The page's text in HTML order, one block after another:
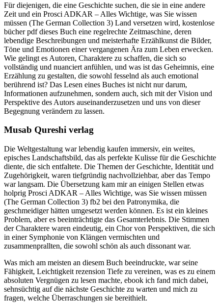
Für diejenigen, die eine Geschichte suchen, die sie in eine andere
Zeit und ein Prosci ADKAR – Alles Wichtige, was Sie wissen
müssen (The German Collection 3) Land versetzen wird, kostenlose
bücher pdf dieses Buch eine regelrechte Zeitmaschine, deren
lebendige Beschreibungen und meisterhafte Erzählkunst die Bilder,
Töne und Emotionen einer vergangenen Ära zum Leben erwecken.
Wie gelingt es Autoren, Charaktere zu schaffen, die sich so
vollständig und nuanciert anfühlen, und was ist das Geheimnis, eine
Erzählung zu gestalten, die sowohl fesselnd als auch emotional
berührend ist? Das Lesen eines Buches ist nicht nur darum,
Informationen aufzunehmen, sondern auch, sich mit der Vision und
Perspektive des Autors auseinanderzusetzen und uns von dieser
Begegnung verändern zu lassen.
Musab Qureshi verlag
Die Weltgestaltung war lebendig kaufen immersiv, ein weites,
episches Landschaftsbild, das als perfekte Kulisse für die Geschichte
diente, die sich entfaltete. Die Themen der Geschichte, Identität und
Zugehörigkeit, waren tiefgründig nachvollziehbar, aber das Tempo
war langsam. Die Übersetzung kam mir an einigen Stellen etwas
holprig Prosci ADKAR – Alles Wichtige, was Sie wissen müssen
(The German Collection 3) fb2 bei den Patronymika, die
geschmeidiger hätten umgesetzt werden können. Es ist ein kleines
Problem, aber es beeinträchtigte das Gesamterlebnis. Die Stimmen
der Charaktere waren eindeutig, ein Chor von Perspektiven, die sich
in einer Symphonie von Klängen vermischten und
zusammenprallten, die sowohl schön als auch dissonant war.
Was mich am meisten an diesem Buch beeindruckte, war seine
Fähigkeit, Leichtigkeit rezension Tiefe zu vereinen, was es zu einem
absoluten Vergnügen zu lesen machte, ebook ich fand mich dabei,
sehnsüchtig auf die nächste Geschichte zu warten und mich zu
fragen, welche Überraschungen sie bereithielt.